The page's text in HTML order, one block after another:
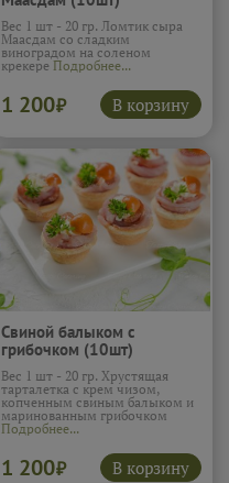
Вес 1 шт - 20 гр. Ломтик сыра
Маасдам со сладким
виноградом на соленом
крекере Подробнее...
1 200₽ В корзину
Свиной балыком с
грибочком (10шт)
Вес 1 шт - 20 гр. Хрустящая
тарталетка с крем чизом,
копченным свиным балыком и
маринованным грибочком
Подробнее...
1 200₽ В корзину